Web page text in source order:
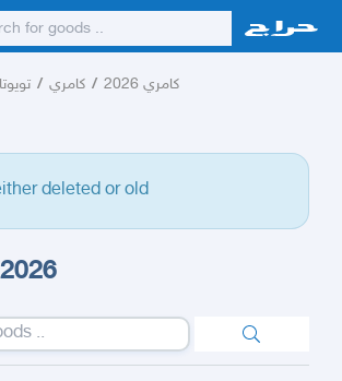
تويوتا / كامري / كامري 2026
deleted or old